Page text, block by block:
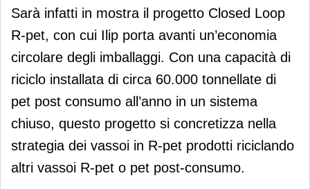
Sarà infatti in mostra il progetto Closed Loop
R-pet, con cui Ilip porta avanti un’economia
circolare degli imballaggi. Con una capacità di
riciclo installata di circa 60.000 tonnellate di
pet post consumo all’anno in un sistema
chiuso, questo progetto si concretizza nella
strategia dei vassoi in R-pet prodotti riciclando
altri vassoi R-pet o pet post-consumo.